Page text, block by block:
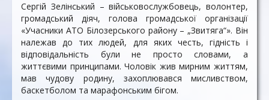
Сергій Зелінський – військовослужбовець, волонтер,
громадський діяч, голова громадської організації
«Учасники АТО Білозерського району – „Звитяга“». Він
належав до тих людей, для яких честь, гідність і
відповідальність були не просто словами, а
життєвими принципами. Чоловік жив мирним життям,
мав чудову родину, захоплювався мисливством,
баскетболом та марафонським бігом.